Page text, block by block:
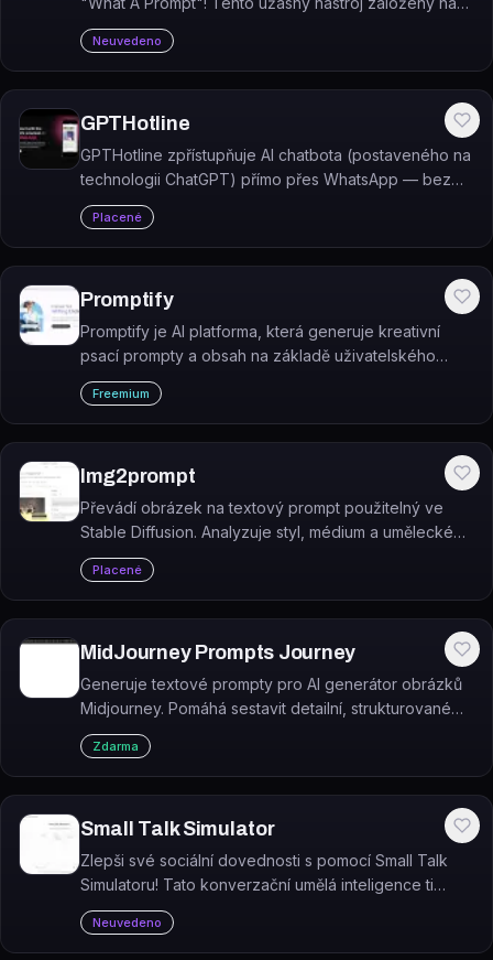
technologii GPT3.5 generuje kreativní a
optimalizované podněty, které vylepší vaše
chatování.
Neuvedeno
GPTHotline
GPTHotline zpřístupňuje AI chatbota (postaveného na
technologii ChatGPT) přímo přes WhatsApp — bez
nutnosti instalovat nové aplikace.
Placené
Promptify
Promptify je AI platforma, která generuje kreativní
psací prompty a obsah na základě uživatelského
vstupu.
Freemium
Img2prompt
Převádí obrázek na textový prompt použitelný ve
Stable Diffusion. Analyzuje styl, médium a umělecké
vlivy a navrhuje odpovídající popis.
Placené
MidJourney Prompts Journey
Generuje textové prompty pro AI generátor obrázků
Midjourney. Pomáhá sestavit detailní, strukturované
prompty bez nutnosti znát všechny parametry
nazpaměť.
Zdarma
Small Talk Simulator
Zlepši své sociální dovednosti s pomocí Small Talk
Simulatoru! Tato konverzační umělá inteligence ti
pomůže vylepšit tvé schopnosti ve společenských
situacích. A to úplně zdarma!
Neuvedeno